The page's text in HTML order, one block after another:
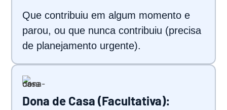
Que contribuiu em algum momento e
parou, ou que nunca contribuiu (precisa
de planejamento urgente).
Dona de Casa (Facultativa):